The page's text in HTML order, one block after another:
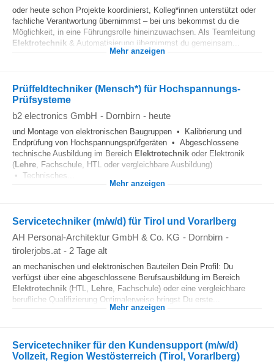
oder heute schon Projekte koordinierst, Kolleg*innen unterstützt oder
fachliche Verantwortung übernimmst – bei uns bekommst du die
Möglichkeit, in eine Führungsrolle hineinzuwachsen. Als Teamleitung
Elektrotechnik & Automatisierung übernimmst du gemeinsam...
Mehr anzeigen
Prüffeldtechniker (Mensch*) für Hochspannungs-
Prüfsysteme
b2 electronics GmbH - Dornbirn - heute
und Montage von elektronischen Baugruppen • Kalibrierung und
Endprüfung von Hochspannungsprüfgeräten • Abgeschlossene
technische Ausbildung im Bereich Elektrotechnik oder Elektronik
(Lehre, Fachschule, HTL oder vergleichbare Ausbildung)
• Technisches...
Mehr anzeigen
Servicetechniker (m/w/d) für Tirol und Vorarlberg
AH Personal-Architektur GmbH & Co. KG - Dornbirn -
tirolerjobs.at - 2 Tage alt
an mechanischen und elektronischen Bauteilen Dein Profil: Du
verfügst über eine abgeschlossene Berufsausbildung im Bereich
Elektrotechnik (HTL, Lehre, Fachschule) oder eine vergleichbare
berufliche Qualifizierung Optimalerweise bringst Du erste...
Mehr anzeigen
Servicetechniker für den Kundensupport (m/w/d)
Vollzeit, Region Westösterreich (Tirol, Vorarlberg)